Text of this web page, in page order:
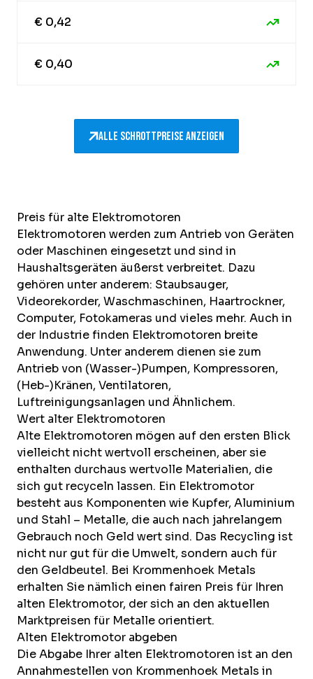
€ 0,42
€ 0,40
Alle Schrottpreise anzeigen
Preis für alte Elektromotoren
Elektromotoren werden zum Antrieb von Geräten
oder Maschinen eingesetzt und sind in
Haushaltsgeräten äußerst verbreitet. Dazu
gehören unter anderem: Staubsauger,
Videorekorder, Waschmaschinen, Haartrockner,
Computer, Fotokameras und vieles mehr. Auch in
der Industrie finden Elektromotoren breite
Anwendung. Unter anderem dienen sie zum
Antrieb von (Wasser-)Pumpen, Kompressoren,
(Heb-)Kränen, Ventilatoren,
Luftreinigungsanlagen und Ähnlichem.
Wert alter Elektromotoren
Alte Elektromotoren mögen auf den ersten Blick
vielleicht nicht wertvoll erscheinen, aber sie
enthalten durchaus wertvolle Materialien, die
sich gut recyceln lassen. Ein Elektromotor
besteht aus Komponenten wie Kupfer, Aluminium
und Stahl – Metalle, die auch nach jahrelangem
Gebrauch noch Geld wert sind. Das Recycling ist
nicht nur gut für die Umwelt, sondern auch für
den Geldbeutel. Bei Krommenhoek Metals
erhalten Sie nämlich einen fairen Preis für Ihren
alten Elektromotor, der sich an den aktuellen
Marktpreisen für Metalle orientiert.
Alten Elektromotor abgeben
Die Abgabe Ihrer alten Elektromotoren ist an den
Annahmestellen von Krommenhoek Metals in